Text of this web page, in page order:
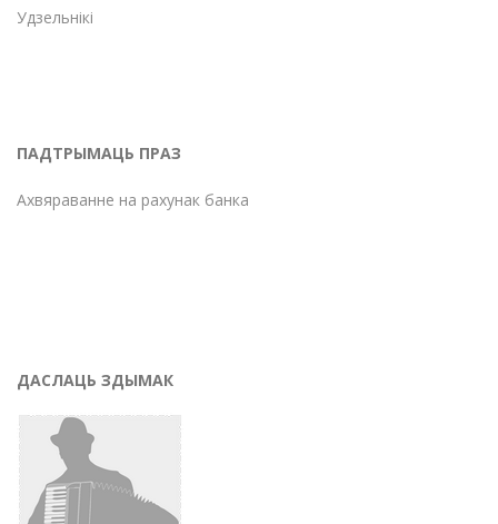
Удзельнікі
ПАДТРЫМАЦЬ ПРАЗ
Ахвяраванне на рахунак банка
ДАСЛАЦЬ ЗДЫМАК